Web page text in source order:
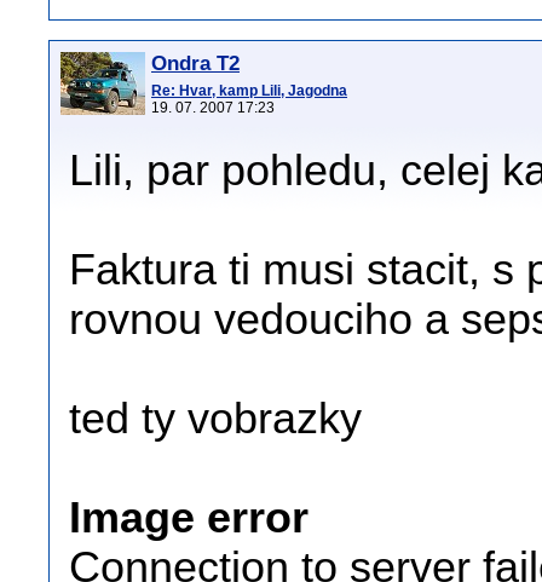
Ondra T2
Re: Hvar, kamp Lili, Jagodna
19. 07. 2007 17:23
Lili, par pohledu, celej
Faktura ti musi stacit, s
rovnou vedouciho a
ted ty vobrazky
Image error
Connection to server